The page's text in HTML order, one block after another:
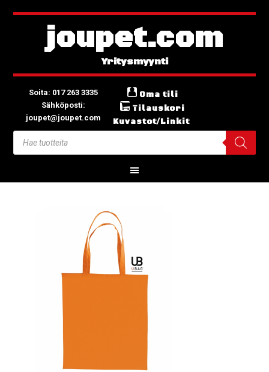
joupet.com
Soita: 017 263 3335
Sähköposti:
joupet@joupet.com
Oma tili
Tilauskori
Kuvastot/Linkit